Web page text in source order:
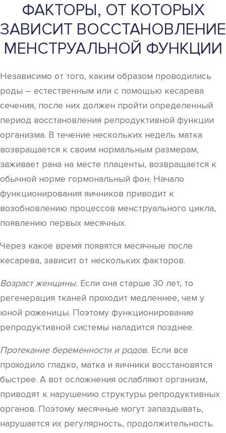
ФАКТОРЫ, ОТ КОТОРЫХ
ЗАВИСИТ ВОССТАНОВЛЕНИЕ
МЕНСТРУАЛЬНОЙ ФУНКЦИИ
Независимо от того, каким образом проводились
роды – естественным или с помощью кесарева
сечения, после них должен пройти определенный
период восстановления репродуктивной функции
организма. В течение нескольких недель матка
возвращается к своим нормальным размерам,
заживает рана на месте плаценты, возвращается к
обычной норме гормональный фон. Начало
функционирования яичников приводит к
возобновлению процессов менструального цикла,
появлению первых месячных.
Через какое время появятся месячные после
кесарева, зависит от нескольких факторов.
Возраст женщины. Если она старше 30 лет, то
регенерация тканей проходит медленнее, чем у
юной роженицы. Поэтому функционирование
репродуктивной системы наладится позднее.
Протекание беременности и родов. Если все
проходило гладко, матка и яичники восстановятся
быстрее. А вот осложнения ослабляют организм,
приводят к нарушению структуры репродуктивных
органов. Поэтому месячные могут запаздывать,
нарушается их регулярность, продолжительность.